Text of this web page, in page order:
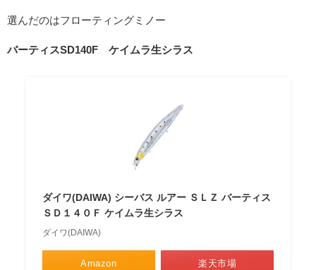
選んだのはフローティングミノー
バーティスSD140F ケイムラ生シラス
ダイワ(DAIWA) シーバス ルアー ＳＬＺ バーティス
ＳＤ１４０Ｆ ケイムラ生シラス
ダイワ(DAIWA)
Amazon 楽天市場